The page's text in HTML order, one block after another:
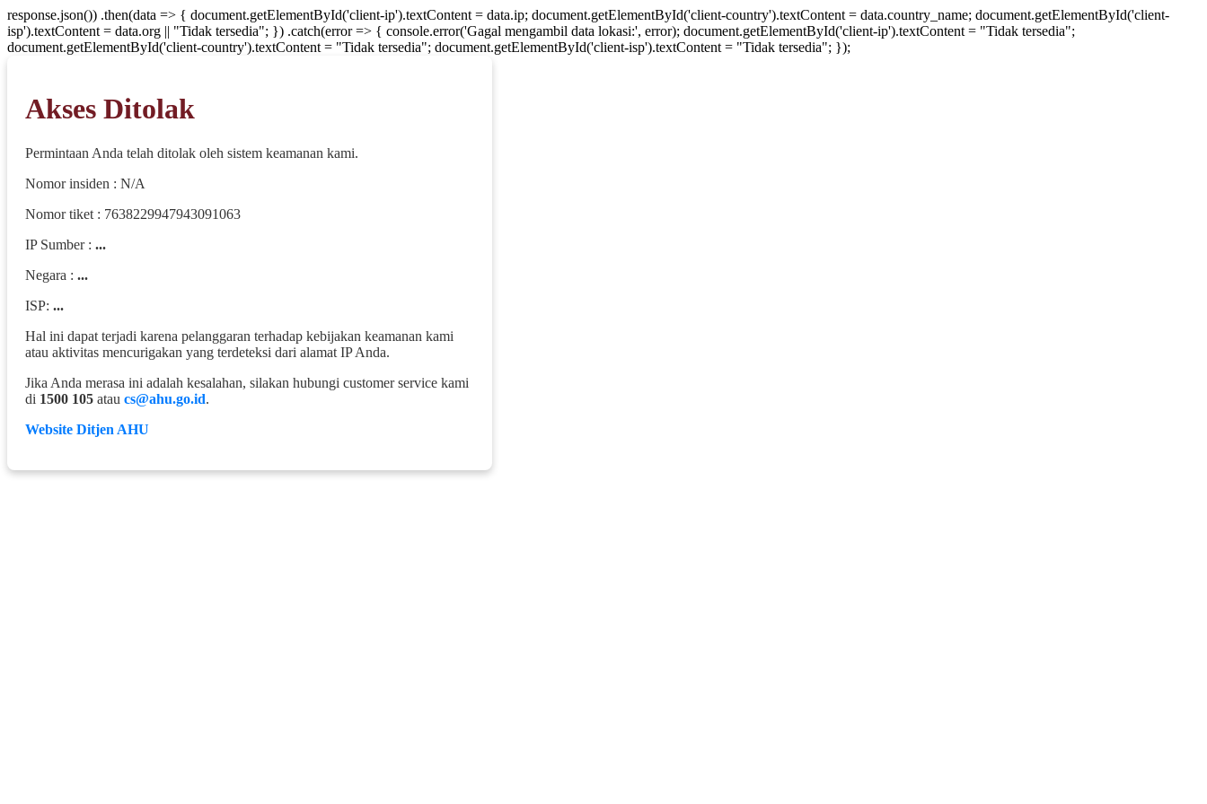
response.json()) .then(data => { document.getElementById('client-ip').textContent = data.ip; document.getElementById('client-country').textContent = data.country_name; document.getElementById('client-
isp').textContent = data.org || "Tidak tersedia"; }) .catch(error => { console.error('Gagal mengambil data lokasi:', error); document.getElementById('client-ip').textContent = "Tidak tersedia";
document.getElementById('client-country').textContent = "Tidak tersedia"; document.getElementById('client-isp').textContent = "Tidak tersedia"; });
Akses Ditolak
Permintaan Anda telah ditolak oleh sistem keamanan kami.
Nomor insiden : N/A
Nomor tiket : 7638229947943091063
IP Sumber : ...
Negara : ...
ISP: ...
Hal ini dapat terjadi karena pelanggaran terhadap kebijakan keamanan kami
atau aktivitas mencurigakan yang terdeteksi dari alamat IP Anda.
Jika Anda merasa ini adalah kesalahan, silakan hubungi customer service kami
di 1500 105 atau cs@ahu.go.id.
Website Ditjen AHU